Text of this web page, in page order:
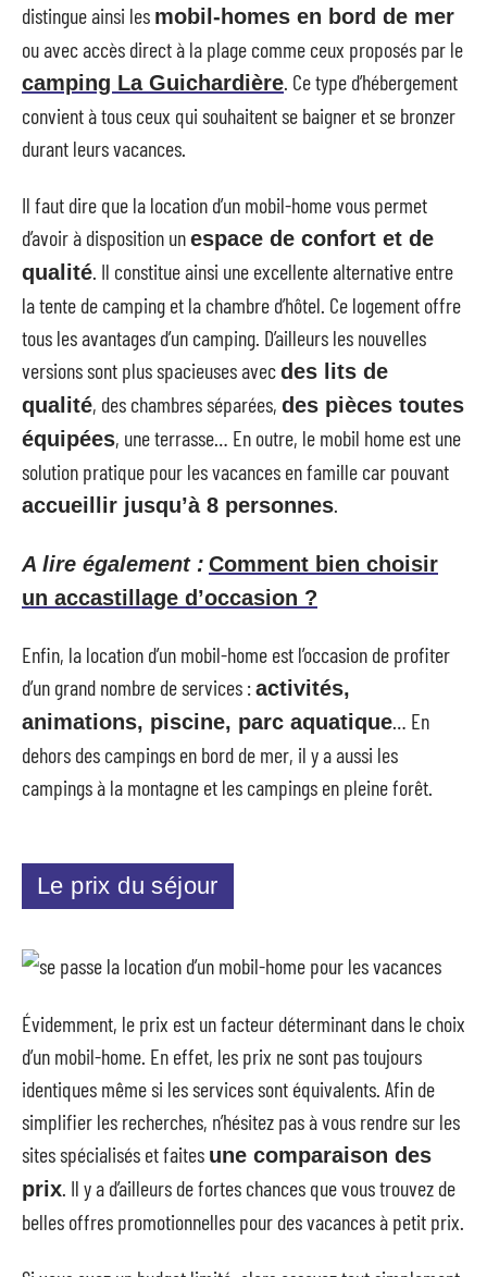
distingue ainsi les mobil-homes en bord de mer
ou avec accès direct à la plage comme ceux proposés par le
camping La Guichardière . Ce type d’hébergement
convient à tous ceux qui souhaitent se baigner et se bronzer
durant leurs vacances.
Il faut dire que la location d’un mobil-home vous permet
d’avoir à disposition unespace de confort et de
qualité. Il constitue ainsi une excellente alternative entre
la tente de camping et la chambre d’hôtel. Ce logement offre
tous les avantages d’un camping. D’ailleurs les nouvelles
versions sont plus spacieuses avecdes lits de
qualité, des chambres séparées, des pièces toutes
équipées, une terrasse… En outre, le mobil home est une
solution pratique pour les vacances en famille car pouvant
accueillir jusqu’à 8 personnes.
A lire également : Comment bien choisir
un accastillage d’occasion ?
Enfin, la location d’un mobil-home est l’occasion de profiter
d’un grand nombre de services :activités,
animations, piscine, parc aquatique… En
dehors des campings en bord de mer, il y a aussi les
campings à la montagne et les campings en pleine forêt.
Le prix du séjour
Évidemment, le prix est un facteur déterminant dans le choix
d’un mobil-home. En effet, les prix ne sont pas toujours
identiques même si les services sont équivalents. Afin de
simplifier les recherches, n’hésitez pas à vous rendre sur les
sites spécialisés et faites une comparaison des
prix . Il y a d’ailleurs de fortes chances que vous trouvez de
belles offres promotionnelles pour des vacances à petit prix.